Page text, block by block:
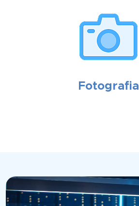
Fotografia